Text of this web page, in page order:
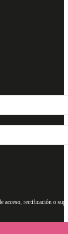
acceso, rectificación o